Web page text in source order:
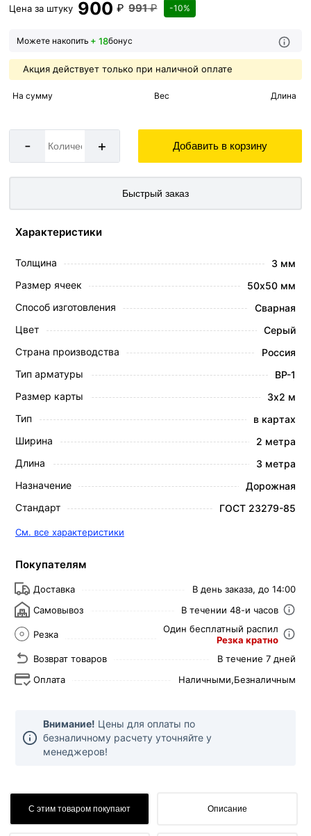
Цена за штуку 900 ₽ 991₽ -10%
Можете накопить + 18бонус
Акция действует только при наличной оплате
На сумму Вес Длина
- + Добавить в корзину
Быстрый заказ
Характеристики
Толщина
3 мм
Размер ячеек
50х50 мм
Способ изготовления
Сварная
Цвет
Серый
Страна производства
Россия
Тип арматуры
ВР-1
Размер карты
3х2 м
Тип
в картах
Ширина
2 метра
Длина
3 метра
Назначение
Дорожная
Стандарт
ГОСТ 23279-85
См. все характеристики
Покупателям
Доставка
В день заказа, до 14:00
Самовывоз
В течении 48-и часов
Резка
Один бесплатный распил
Резка кратно
Возврат товаров
В течение 7 дней
Оплата
Наличными,Безналичным
Внимание! Цены для оплаты по
безналичному расчету уточняйте у
менеджеров!
С этим товаром покупают Описание